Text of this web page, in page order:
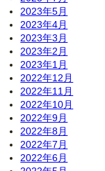
2023年5月
2023年4月
2023年3月
2023年2月
2023年1月
2022年12月
2022年11月
2022年10月
2022年9月
2022年8月
2022年7月
2022年6月